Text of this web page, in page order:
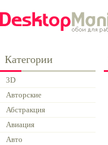
Категории
3D
Авторские
Абстракция
Авиация
Авто